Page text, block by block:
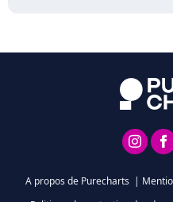
A propos de Purecharts |